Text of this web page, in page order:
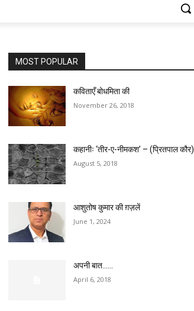
MOST POPULAR
कविताएँ बोधमिता की
November 26, 2018
कहानीः ‘तीर-ए-नीमकश’ – (प्रितपाल कौर)
August 5, 2018
आशुतोष कुमार की ग़ज़लें
June 1, 2024
अपनी बात……
April 6, 2018